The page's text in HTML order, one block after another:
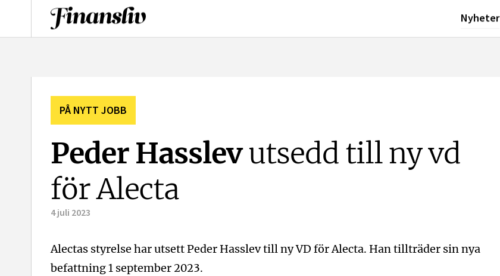
logotyp Nyheter
PÅ NYTT JOBB
Peder Hasslevutsedd till ny vd
för Alecta
4 juli 2023
Alectas styrelse har utsett Peder Hasslev till ny VD för Alecta. Han tillträder sin nya
befattning 1 september 2023.